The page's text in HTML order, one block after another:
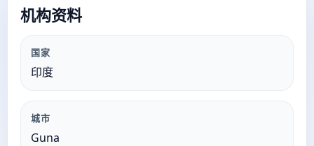
机构资料
国家
印度
城市
Guna